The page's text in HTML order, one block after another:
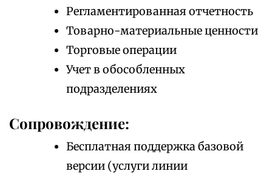
Регламентированная отчетность
Товарно-материальные ценности
Торговые операции
Учет в обособленных
подразделениях
Сопровождение:
Бесплатная поддержка базовой
версии (услуги линии